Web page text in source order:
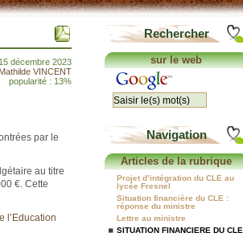
décembre 2023
Mathilde VINCENT
popularité : 13%
par le
au titre
€. Cette
l’Education
Rechercher
sur le web
Navigation
Articles de la rubrique
Projet d’intégration du CLE au
lycée Fresnel
Situation financière du CLE :
réponse du ministre
Lettre au ministre
SITUATION FINANCIERE DU CLE